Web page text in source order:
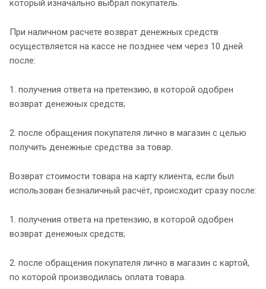
который изначально выбрал покупатель.
При наличном расчете возврат денежных средств
осуществляется на кассе не позднее чем через 10 дней
после:
1. получения ответа на претензию, в которой одобрен
возврат денежных средств;
2. после обращения покупателя лично в магазин с целью
получить денежные средства за товар.
Возврат стоимости товара на карту клиента, если был
использован безналичный расчёт, происходит сразу после:
1. получения ответа на претензию, в которой одобрен
возврат денежных средств;
2. после обращения покупателя лично в магазин с картой,
по которой производилась оплата товара.